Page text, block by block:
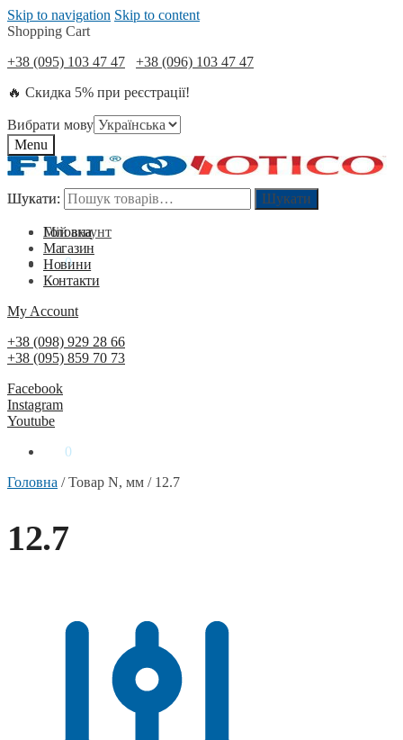
Skip to navigation Skip to content
Shopping Cart
+38 (095) 103 47 47
+38 (096) 103 47 47
🔥 Скидка 5% при реєстрації!
Вибрати мову
Menu
Шукати: Шукати
Мій акаунт
0₴ 0
Шукати: Шукати
Головна
Магазин
Новини
Контакти
My Account
+38 (098) 929 28 66
+38 (095) 859 70 73
Facebook
Instagram
Youtube
0
Головна /Товар N, мм / 12.7
12.7